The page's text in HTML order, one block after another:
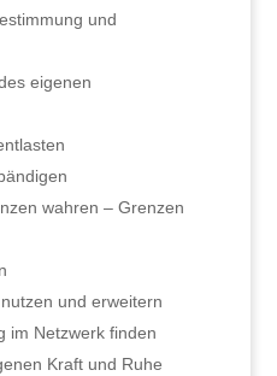
und
eigenen
wahren – Grenzen
und erweitern
im Netzwerk finden
Kraft und Ruhe